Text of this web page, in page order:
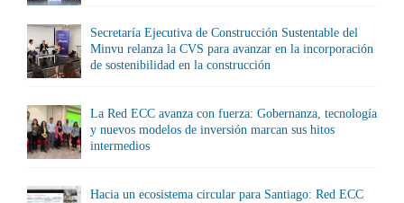
Secretaría Ejecutiva de Construcción Sustentable del
Minvu relanza la CVS para avanzar en la incorporación
de sostenibilidad en la construcción
La Red ECC avanza con fuerza: Gobernanza, tecnología
y nuevos modelos de inversión marcan sus hitos
intermedios
Hacia un ecosistema circular para Santiago: Red ECC